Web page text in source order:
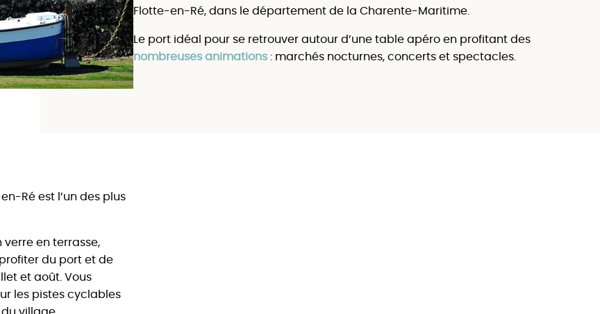
Flotte-en-Ré, dans le département de la Charente-Maritime.
Le port idéal pour se retrouver autour d’une table apéro en profitant des
nombreuses animations : marchés nocturnes, concerts et spectacles.
Ré est l’un des plus
verre en terrasse,
du port et de
et août. Vous
les pistes cyclables